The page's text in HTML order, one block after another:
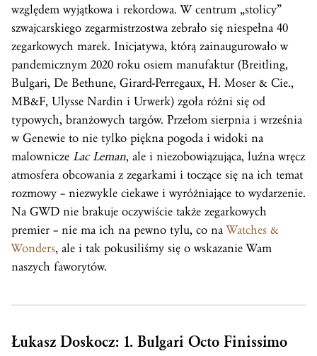
względem wyjątkowa i rekordowa. W centrum „stolicy”
szwajcarskiego zegarmistrzostwa zebrało się niespełna 40
zegarkowych marek. Inicjatywa, którą zainaugurowało w
pandemicznym 2020 roku osiem manufaktur (Breitling,
Bulgari, De Bethune, Girard-Perregaux, H. Moser & Cie.,
MB&F, Ulysse Nardin i Urwerk) zgoła różni się od
typowych, branżowych targów. Przełom sierpnia i września
w Genewie to nie tylko piękna pogoda i widoki na
malownicze Lac Leman, ale i niezobowiązująca, luźna wręcz
atmosfera obcowania z zegarkami i toczące się na ich temat
rozmowy – niezwykle ciekawe i wyróżniające to wydarzenie.
Na GWD nie brakuje oczywiście także zegarkowych
premier – nie ma ich na pewno tylu, co naWatches &
Wonders, ale i tak pokusiliśmy się o wskazanie Wam
naszych faworytów.
Łukasz Doskocz: 1. Bulgari Octo Finissimo